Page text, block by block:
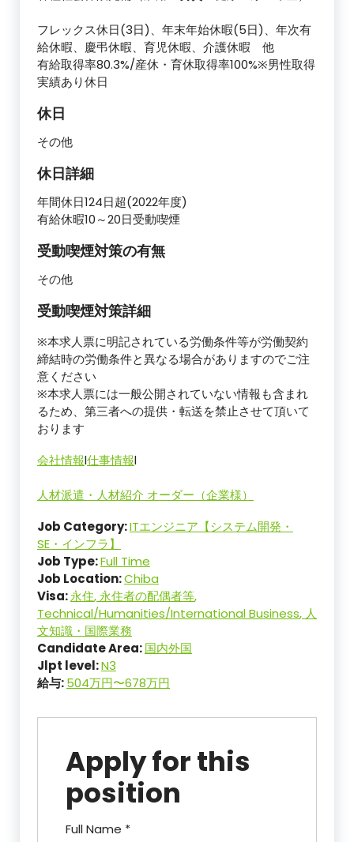
フレックス休日(3日)、年末年始休暇(5日)、年次有
給休暇、慶弔休暇、育児休暇、介護休暇 他
有給取得率80.3%/産休・育休取得率100%※男性取得
実績あり休日
休日
その他
休日詳細
年間休日124日超(2022年度)
有給休暇10～20日受動喫煙
受動喫煙対策の有無
その他
受動喫煙対策詳細
※本求人票に明記されている労働条件等が労働契約
締結時の労働条件と異なる場合がありますのでご注
意ください
※本求人票には一般公開されていない情報も含まれ
るため、第三者への提供・転送を禁止させて頂いて
おります
会社情報l仕事情報l
人材派遣・人材紹介 オーダー（企業様）
Job Category:ITエンジニア【システム開発・
SE・インフラ】
Job Type:Full Time
Job Location:Chiba
Visa:永住 永住者の配偶者等
Technical/Humanities/International Business 人
文知識・国際業務
Candidate Area:国内外国
Jlpt level:N3
給与:504万円〜678万円
Apply for this
position
Full Name *